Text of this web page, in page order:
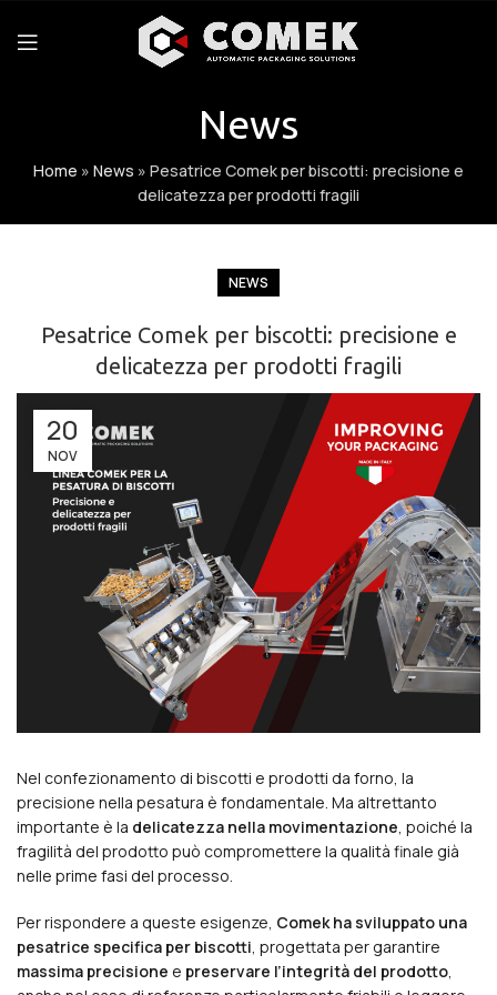
News
Home » News » Pesatrice Comek per biscotti: precisione e
delicatezza per prodotti fragili
NEWS
Pesatrice Comek per biscotti: precisione e
delicatezza per prodotti fragili
20
NOV
Nel confezionamento di biscotti e prodotti da forno, la
precisione nella pesatura è fondamentale. Ma altrettanto
importante è la delicatezza nella movimentazione , poiché la
fragilità del prodotto può compromettere la qualità finale già
nelle prime fasi del processo.
Per rispondere a queste esigenze, Comek ha sviluppato una
pesatrice specifica per biscotti , progettata per garantire
massima precisione e preservare l’integrità del prodotto